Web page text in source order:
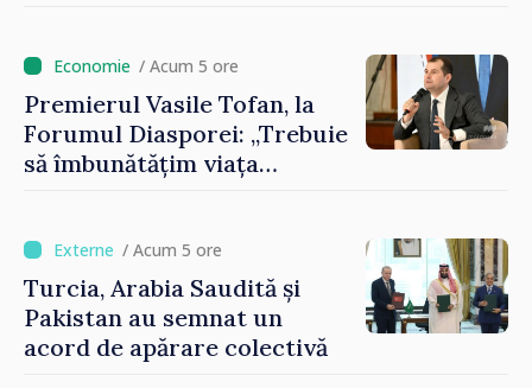
imaginii Republicii Moldova”
/ Acum 5 ore
Premierul Vasile Tofan, la
Forumul Diasporei: „Trebuie
să îmbunătățim viața
/ Acum 5 ore
Turcia, Arabia Saudită și
Pakistan au semnat un
acord de apărare colectivă